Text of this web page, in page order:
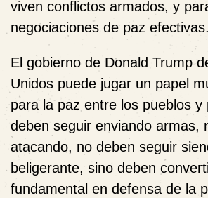
viven conflictos armados, y
negociaciones de paz efectivas.
El gobierno de Donald Trump
Unidos puede jugar un papel
para la paz entre los pueblos y
deben seguir enviando armas,
atacando, no deben seguir
beligerante, sino deben
fundamental en defensa de la